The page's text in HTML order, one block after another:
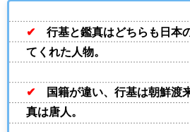
✔ 行基と鑑真はどちらも日本
てくれた人物。
✔ 国籍が違い、行基は朝鮮渡
真は唐人。